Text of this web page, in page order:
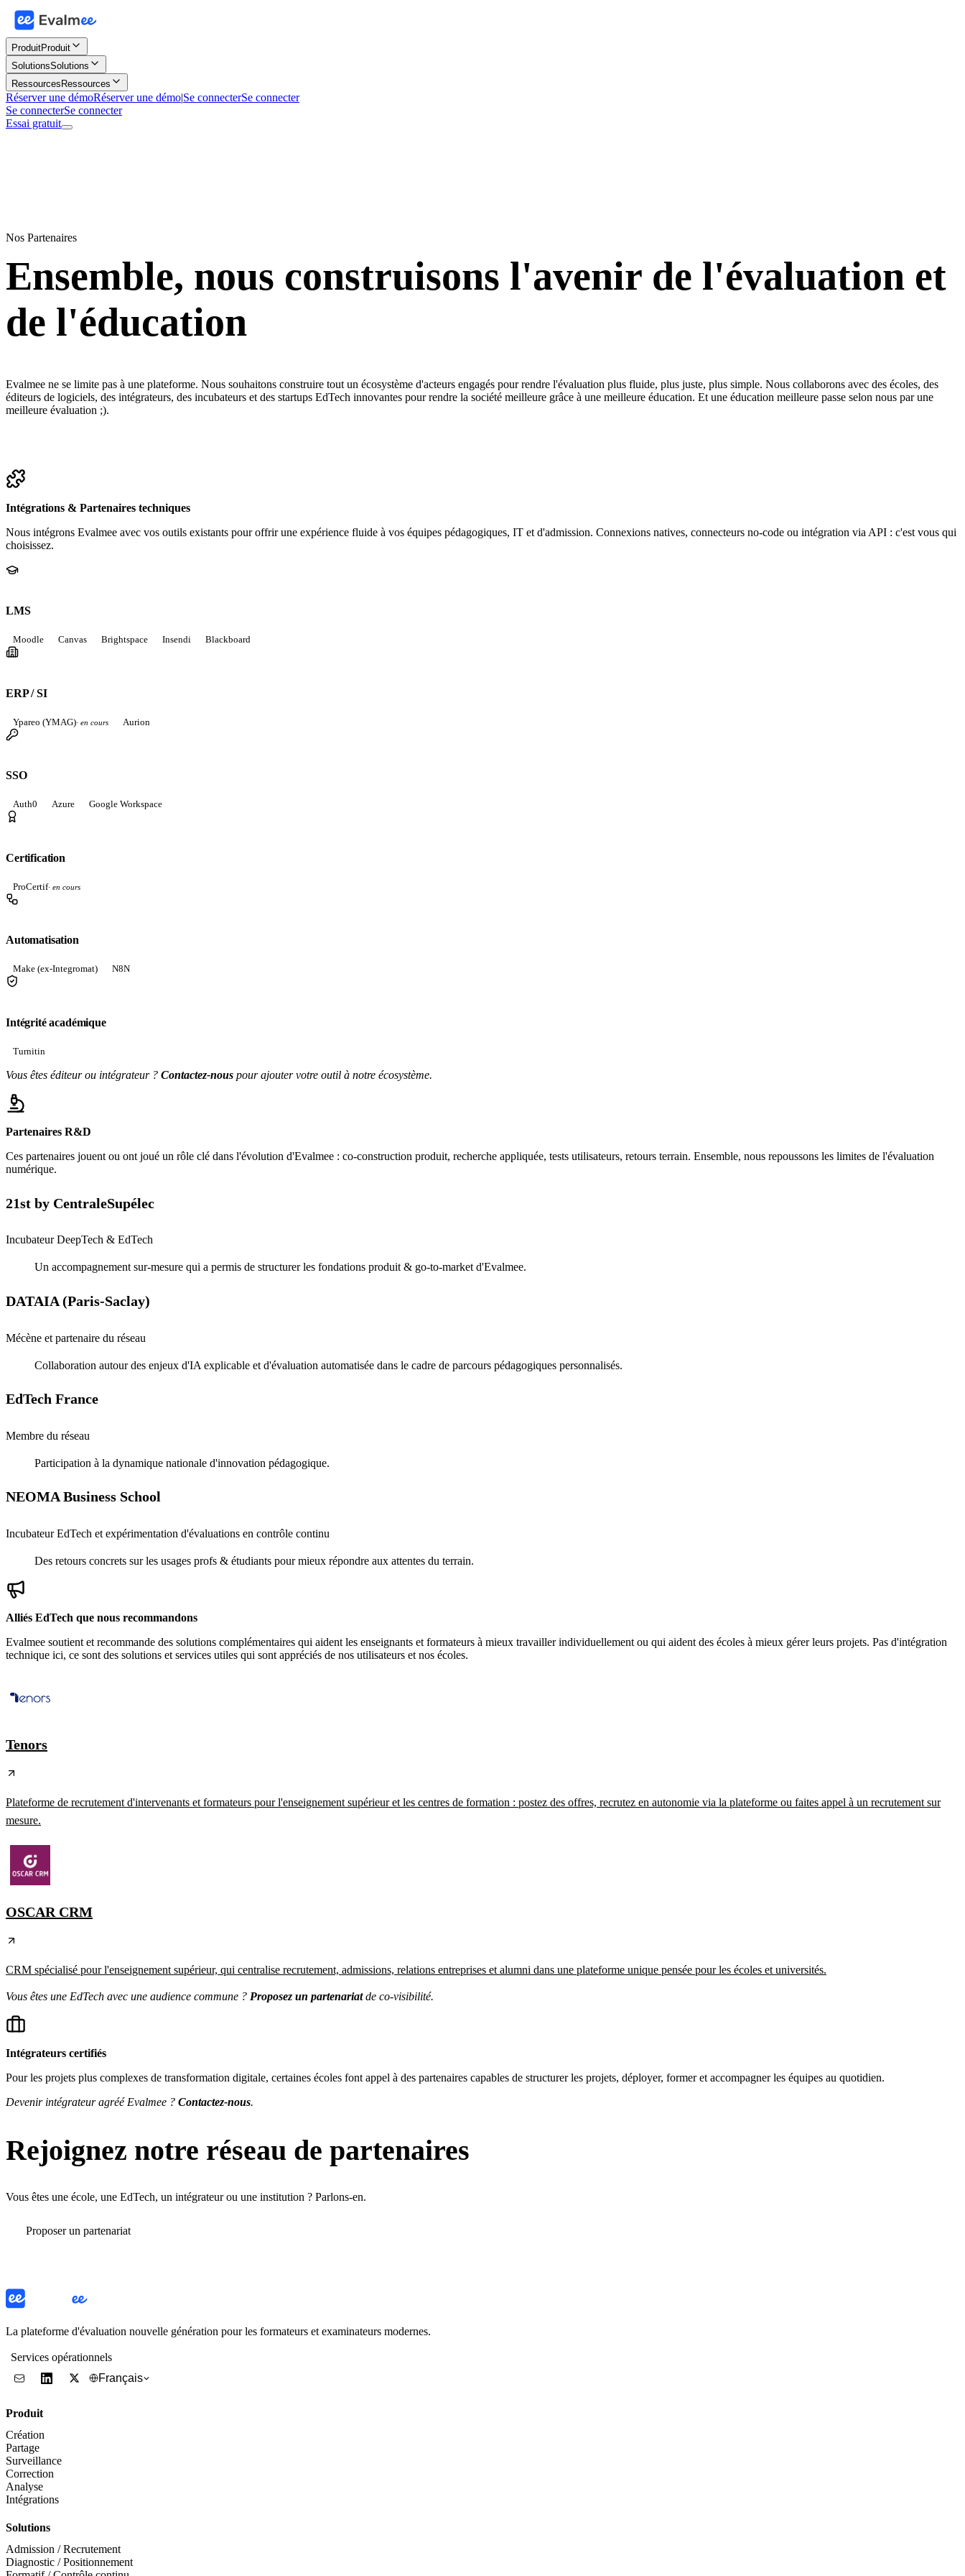
ProduitProduit
SolutionsSolutions
Ressources Ressources
Réserver une démoRéserver une démo|Se connecterSe connecter
Se connecterSe connecter
Essai gratuit
Nos Partenaires
Ensemble, nous construisons l'avenir de l'évaluation et
de l'éducation
Evalmee ne se limite pas à une plateforme. Nous souhaitons construire tout un écosystème d'acteurs engagés pour rendre l'évaluation plus fluide, plus juste, plus simple. Nous collaborons avec des écoles, des
éditeurs de logiciels, des intégrateurs, des incubateurs et des startups EdTech innovantes pour rendre la société meilleure grâce à une meilleure éducation. Et une éducation meilleure passe selon nous par une
meilleure évaluation ;).
Intégrations & Partenaires techniques
Nous intégrons Evalmee avec vos outils existants pour offrir une expérience fluide à vos équipes pédagogiques, IT et d'admission. Connexions natives, connecteurs no-code ou intégration via API : c'est vous qui
choisissez.
LMS
Moodle Canvas Brightspace Insendi Blackboard
ERP / SI
Ypareo (YMAG)· en cours Aurion
SSO
Auth0 Azure Google Workspace
Certification
ProCertif· en cours
Automatisation
Make (ex-Integromat) N8N
Intégrité académique
Turnitin
Vous êtes éditeur ou intégrateur ? Contactez-nous pour ajouter votre outil à notre écosystème.
Partenaires R&D
Ces partenaires jouent ou ont joué un rôle clé dans l'évolution d'Evalmee : co-construction produit, recherche appliquée, tests utilisateurs, retours terrain. Ensemble, nous repoussons les limites de l'évaluation
numérique.
21st by CentraleSupélec
Incubateur DeepTech & EdTech
Un accompagnement sur-mesure qui a permis de structurer les fondations produit & go-to-market d'Evalmee.
DATAIA (Paris-Saclay)
Mécène et partenaire du réseau
Collaboration autour des enjeux d'IA explicable et d'évaluation automatisée dans le cadre de parcours pédagogiques personnalisés.
EdTech France
Membre du réseau
Participation à la dynamique nationale d'innovation pédagogique.
NEOMA Business School
Incubateur EdTech et expérimentation d'évaluations en contrôle continu
Des retours concrets sur les usages profs & étudiants pour mieux répondre aux attentes du terrain.
Alliés EdTech que nous recommandons
Evalmee soutient et recommande des solutions complémentaires qui aident les enseignants et formateurs à mieux travailler individuellement ou qui aident des écoles à mieux gérer leurs projets. Pas d'intégration
technique ici, ce sont des solutions et services utiles qui sont appréciés de nos utilisateurs et nos écoles.
Tenors
Plateforme de recrutement d'intervenants et formateurs pour l'enseignement supérieur et les centres de formation : postez des offres, recrutez en autonomie via la plateforme ou faites appel à un recrutement sur
mesure.
OSCAR CRM
CRM spécialisé pour l'enseignement supérieur, qui centralise recrutement, admissions, relations entreprises et alumni dans une plateforme unique pensée pour les écoles et universités.
Vous êtes une EdTech avec une audience commune ? Proposez un partenariatde co-visibilité.
Intégrateurs certifiés
Pour les projets plus complexes de transformation digitale, certaines écoles font appel à des partenaires capables de structurer les projets, déployer, former et accompagner les équipes au quotidien.
Devenir intégrateur agréé Evalmee ? Contactez-nous.
Rejoignez notre réseau de partenaires
Vous êtes une école, une EdTech, un intégrateur ou une institution ? Parlons-en.
Proposer un partenariat
La plateforme d'évaluation nouvelle génération pour les formateurs et examinateurs modernes.
Services opérationnels
Français
Produit
Création
Partage
Surveillance
Correction
Analyse
Intégrations
Solutions
Admission / Recrutement
Diagnostic / Positionnement